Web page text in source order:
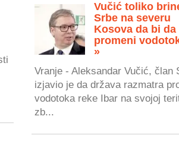
Vučić toliko
Srbe na severu
Kosova da bi da
promeni
»
Vranje - Aleksandar Vučić, član
izjavio je da država razmatra
vodotoka reke Ibar na svojoj
zb...